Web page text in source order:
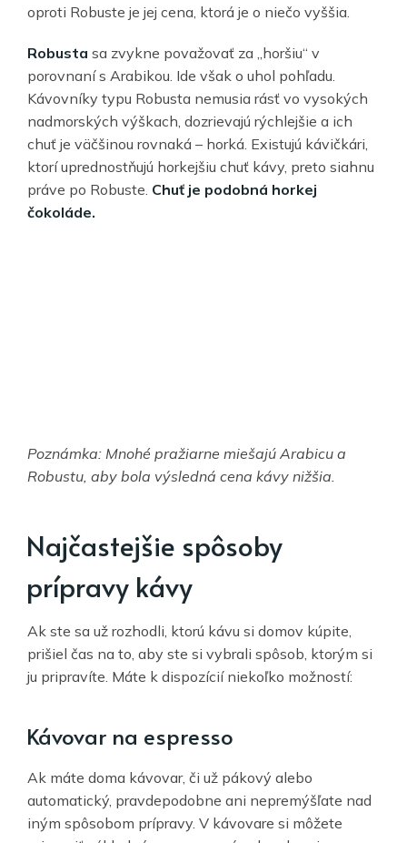
oproti Robuste je jej cena, ktorá je o niečo vyššia.
Robusta sa zvykne považovať za „horšiu“ v
porovnaní s Arabikou. Ide však o uhol pohľadu.
Kávovníky typu Robusta nemusia rásť vo vysokých
nadmorských výškach, dozrievajú rýchlejšie a ich
chuť je väčšinou rovnaká – horká. Existujú kávičkári,
ktorí uprednostňujú horkejšiu chuť kávy, preto siahnu
práve po Robuste. Chuť je podobná horkej
čokoláde.
Poznámka: Mnohé pražiarne miešajú Arabicu a
Robustu, aby bola výsledná cena kávy nižšia.
Najčastejšie spôsoby
prípravy kávy
Ak ste sa už rozhodli, ktorú kávu si domov kúpite,
prišiel čas na to, aby ste si vybrali spôsob, ktorým si
ju pripravíte. Máte k dispozícií niekoľko možností:
Kávovar na espresso
Ak máte doma kávovar, či už pákový alebo
automatický, pravdepodobne ani nepremýšľate nad
iným spôsobom prípravy. V kávovare si môžete